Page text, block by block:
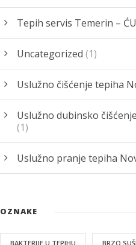
Tepih servis Temerin –
Uncategorized (1)
Uslužno čišćenje tepiha
Uslužno dubinsko
(1)
Uslužno pranje tepiha
OZNAKE
BAKTERIJE U TEPIHU BRZO